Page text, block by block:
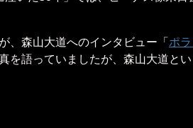
、森山大道へのインタビュー「 ポ
を語っていましたが、森山大道と